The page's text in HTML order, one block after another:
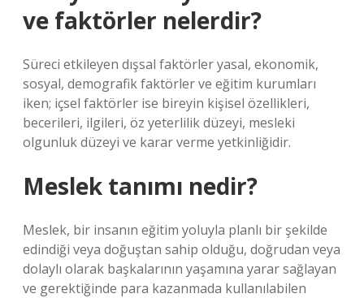
ve faktörler nelerdir?
Süreci etkileyen dışsal faktörler yasal, ekonomik,
sosyal, demografik faktörler ve eğitim kurumları
iken; içsel faktörler ise bireyin kişisel özellikleri,
becerileri, ilgileri, öz yeterlilik düzeyi, mesleki
olgunluk düzeyi ve karar verme yetkinliğidir.
Meslek tanımı nedir?
Meslek, bir insanın eğitim yoluyla planlı bir şekilde
edindiği veya doğuştan sahip olduğu, doğrudan veya
dolaylı olarak başkalarının yaşamına yarar sağlayan
ve gerektiğinde para kazanmada kullanılabilen